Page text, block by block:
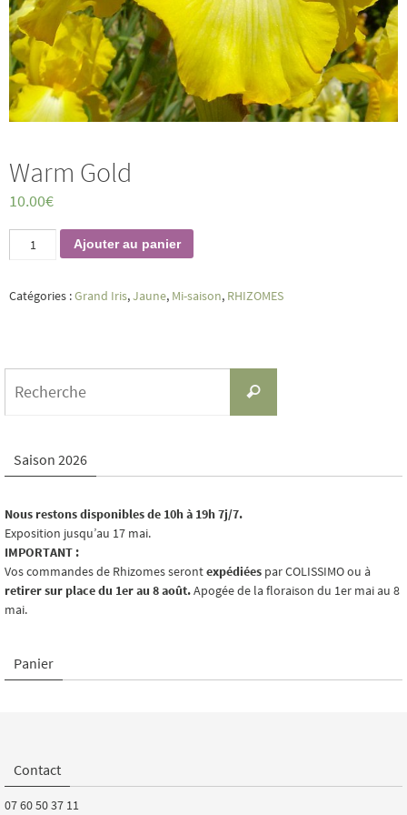
Warm Gold
10.00€
quantité
de
Gold
Ajouter au panier
Catégories :Grand Iris,Jaune, Mi-saison, RHIZOMES
Recherche
Saison 2026
Nous restons disponibles de 10h à 19h 7j/7.
Exposition jusqu’au 17 mai.
IMPORTANT :
Vos commandes de Rhizomes serontexpédiées par COLISSIMO ou à
retirer sur place du 1er au 8 août.Apogée de la floraison du 1er mai au 8
mai.
Panier
Contact
07 60 50 37 11